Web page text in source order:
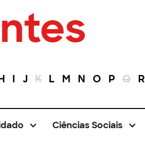
I J K L M N O P Q R
Ciências Sociais